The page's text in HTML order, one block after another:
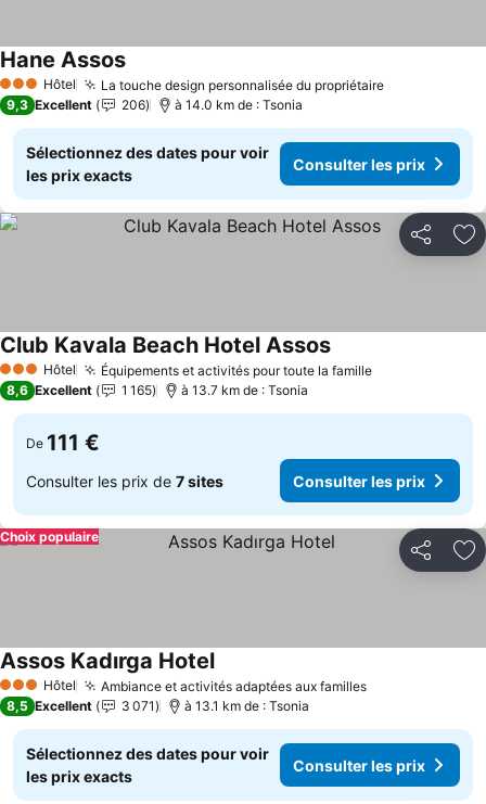
3 ÉtoilesHôtel La touche design personnalisée du propriétaire
Hane Assos
9,3 Excellent 206 à 14.0 km de : Tsonia
Sélectionnez des dates pour voir
les prix exacts
Consulter les prix
Partager
3 ÉtoilesHôtel Équipements et activités pour toute la famille
Club Kavala Beach Hotel Assos
8,6 Excellent 1 165 à 13.7 km de : Tsonia
De 111 €
Consulter les prix de 7 sites Consulter les prix
Partager
Choix populaire
3 ÉtoilesHôtel Ambiance et activités adaptées aux familles
Assos Kadırga Hotel
8,5 Excellent 3 071 à 13.1 km de : Tsonia
Sélectionnez des dates pour voir
les prix exacts
Consulter les prix